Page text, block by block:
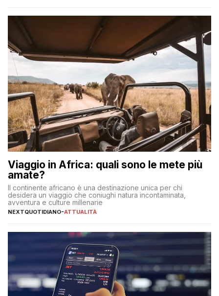
sul […]
Viaggio in Africa: quali sono le mete più
amate?
Il continente africano è una destinazione unica per chi
desidera un viaggio che coniughi natura incontaminata,
avventura e culture millenarie
NEXTQUOTIDIANO-ATTUALITÀ